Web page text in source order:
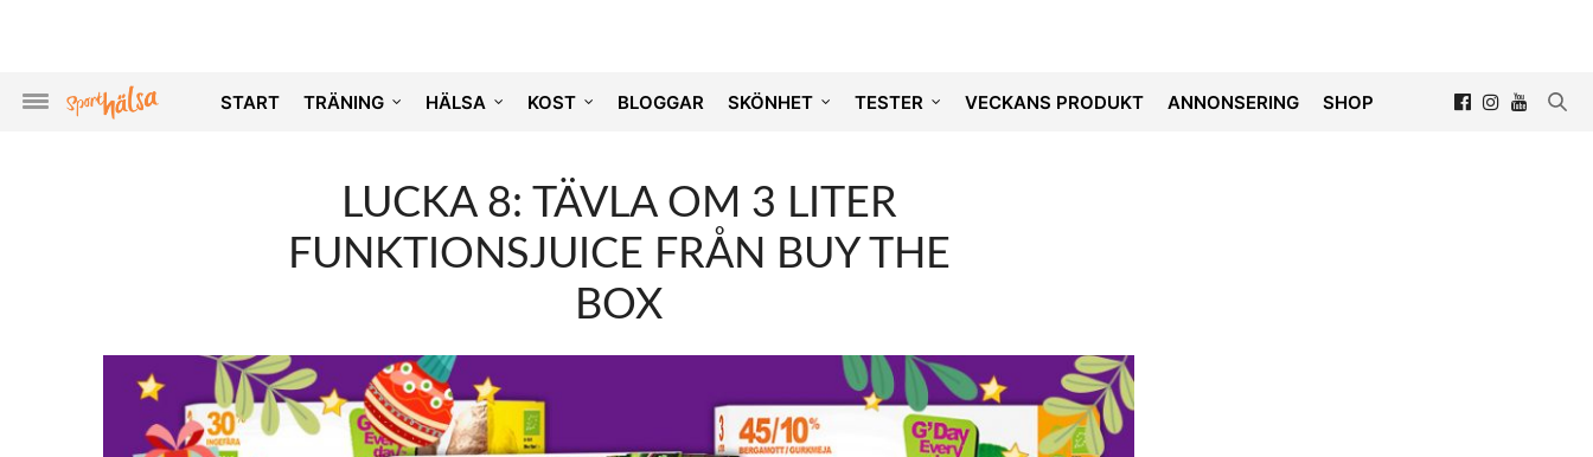
START TRÄNING HÄLSA KOST BLOGGAR SKÖNHET TESTER VECKANS PRODUKT ANNONSERING SHOP
LUCKA 8: TÄVLA OM 3 LITER
FUNKTIONSJUICE FRÅN BUY THE
BOX